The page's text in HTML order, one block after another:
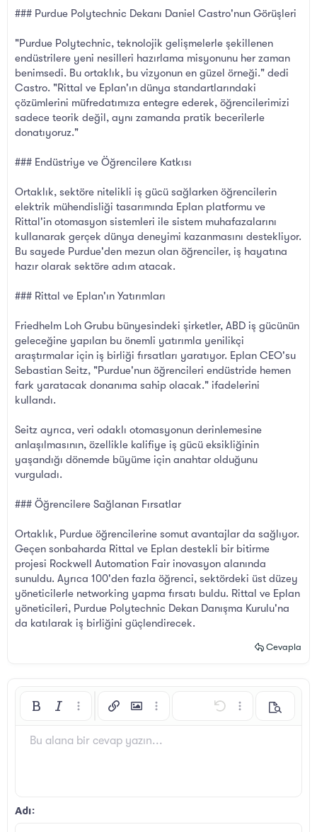
### Purdue Polytechnic Dekanı Daniel Castro'nun Görüşleri
"Purdue Polytechnic, teknolojik gelişmelerle şekillenen
endüstrilere yeni nesilleri hazırlama misyonunu her zaman
benimsedi. Bu ortaklık, bu vizyonun en güzel örneği." dedi
Castro. "Rittal ve Eplan'ın dünya standartlarındaki
çözümlerini müfredatımıza entegre ederek, öğrencilerimizi
sadece teorik değil, aynı zamanda pratik becerilerle
donatıyoruz."
### Endüstriye ve Öğrencilere Katkısı
Ortaklık, sektöre nitelikli iş gücü sağlarken öğrencilerin
elektrik mühendisliği tasarımında Eplan platformu ve
Rittal'in otomasyon sistemleri ile sistem muhafazalarını
kullanarak gerçek dünya deneyimi kazanmasını destekliyor.
Bu sayede Purdue'den mezun olan öğrenciler, iş hayatına
hazır olarak sektöre adım atacak.
### Rittal ve Eplan'ın Yatırımları
Friedhelm Loh Grubu bünyesindeki şirketler, ABD iş gücünün
geleceğine yapılan bu önemli yatırımla yenilikçi
araştırmalar için iş birliği fırsatları yaratıyor. Eplan CEO'su
Sebastian Seitz, "Purdue'nun öğrencileri endüstride hemen
fark yaratacak donanıma sahip olacak." ifadelerini
kullandı.
Seitz ayrıca, veri odaklı otomasyonun derinlemesine
anlaşılmasının, özellikle kalifiye iş gücü eksikliğinin
yaşandığı dönemde büyüme için anahtar olduğunu
vurguladı.
### Öğrencilere Sağlanan Fırsatlar
Ortaklık, Purdue öğrencilerine somut avantajlar da sağlıyor.
Geçen sonbaharda Rittal ve Eplan destekli bir bitirme
projesi Rockwell Automation Fair inovasyon alanında
sunuldu. Ayrıca 100'den fazla öğrenci, sektördeki üst düzey
yöneticilerle networking yapma fırsatı buldu. Rittal ve Eplan
yöneticileri, Purdue Polytechnic Dekan Danışma Kurulu'na
da katılarak iş birliğini güçlendirecek.
Cevapla
Kalın Yatık Daha fazla seçenek…
Bağlantı ekle
Resim ekleDaha fazla seçenek…
Geri alDaha fazlaÖnizleme
Yazı boyutu
9
Metin rengi
Yazı tipi Arial
List Hizalama yötemleri
İfadelerGIF ekle
AlıntıMedyaTablo ekleYatay çizgi ekle
ileri alBB Kod aç/kapat
Biçimlendirmeyi kaldır
TaslaklarTaslağı kaydet
Bu alana bir cevap yazın...
Adı